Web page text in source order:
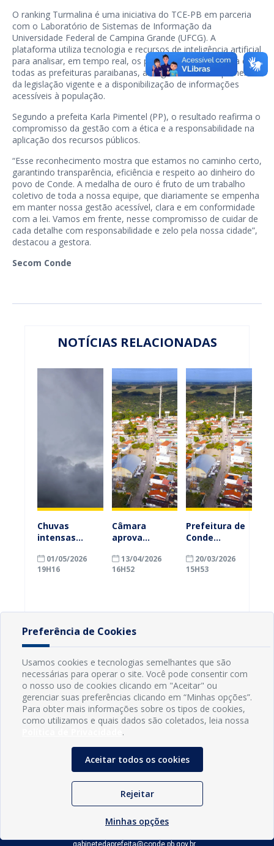
O ranking Turmalina é uma iniciativa do TCE-PB em parceria
com o Laboratório de Sistemas de Informação da
Universidade Federal de Campina Grande (UFCG). A
plataforma utiliza tecnologia e recursos de inteligência artificial
para analisar, em tempo real, os portais de transparência de
todas as prefeituras paraibanas, assegurando o cumprimento
da legislação vigente e a disponibilização de informações
acessíveis à população.
Segundo a prefeita Karla Pimentel (PP), o resultado reafirma o
compromisso da gestão com a ética e a responsabilidade na
aplicação dos recursos públicos.
“Esse reconhecimento mostra que estamos no caminho certo,
garantindo transparência, eficiência e respeito ao dinheiro do
povo de Conde. A medalha de ouro é fruto de um trabalho
coletivo de toda a nossa equipe, que diariamente se empenha
em manter nossa gestão acessível, clara e em conformidade
com a lei. Vamos em frente, nesse compromisso de cuidar de
cada detalhe com responsabilidade e zelo pela nossa cidade”,
destacou a gestora.
Secom Conde
NOTÍCIAS RELACIONADAS
Chuvas
intensas
Prefeitura de
Conde a
01/05/2026
19H16
Câmara
aprova
salarial e
Prefeitura de
13/04/2026
16H52
Prefeitura de
Conde
projeto de
reajuste
20/03/2026
15H53
Município de Conde - PB
CNPJ: 08.916.645/0001-80
LOC RODOVIA PB 018, SN, Centro, Conde, PB, 58322-000
gabinetedaprefeita@conde.pb.gov.br
Preferência de Cookies
Usamos cookies e tecnologias semelhantes que são
necessárias para operar o site. Você pode consentir com
o nosso uso de cookies clicando em "Aceitar" ou
gerenciar suas preferências clicando em “Minhas opções”.
Para obter mais informações sobre os tipos de cookies,
como utilizamos e quais dados são coletados, leia nossa
.
Aceitar todos os cookies
Rejeitar
Minhas opções